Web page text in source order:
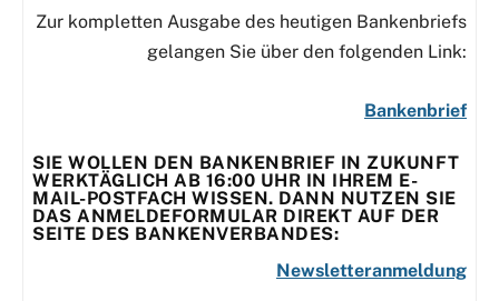
Zur kompletten Ausgabe des heutigen Bankenbriefs
gelangen Sie über den folgenden Link:
Bankenbrief
SIE WOLLEN DEN BANKENBRIEF IN ZUKUNFT
WERKTÄGLICH AB 16:00 UHR IN IHREM E-
MAIL-POSTFACH WISSEN. DANN NUTZEN SIE
DAS ANMELDEFORMULAR DIREKT AUF DER
SEITE DES BANKENVERBANDES:
Newsletteranmeldung